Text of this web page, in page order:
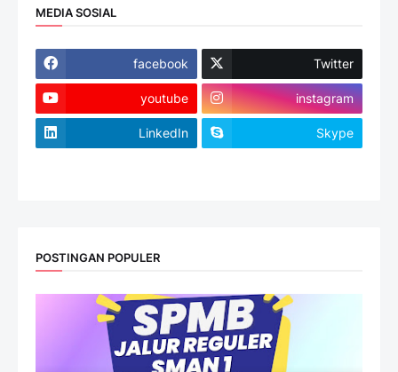
MEDIA SOSIAL
facebook Twitter
youtube instagram
LinkedIn Skype
POSTINGAN POPULER